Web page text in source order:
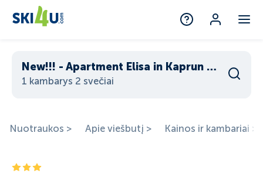
New!!! - Apartment Elisa in Kaprun - New !!!
1 kambarys 2 svečiai
Nuotraukos > Apie viešbutį > Kainos ir kambariai >